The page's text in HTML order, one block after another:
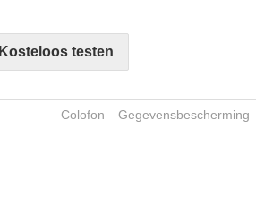
Kosteloos testen
Colofon Gegevensbescherming